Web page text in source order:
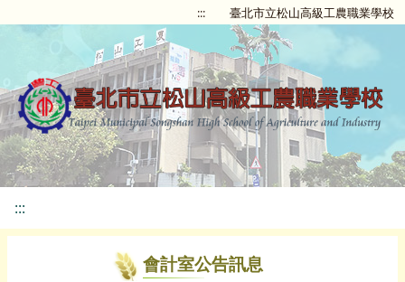
::: 臺北市立松山高級工農職業學校
:::
會計室公告訊息